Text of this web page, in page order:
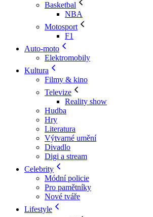
Basketbal
NBA
Motosport
F1
Auto-moto
Elektromobily
Kultura
Filmy & kino
Televize
Reality show
Hudba
Hry
Literatura
Výtvarné umění
Divadlo
Digi a stream
Celebrity
Módní policie
Pro pamětníky
Nové tváře
Lifestyle